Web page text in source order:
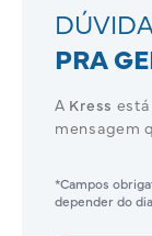
PRA
A Kress
mensagem
*Campos
depender do